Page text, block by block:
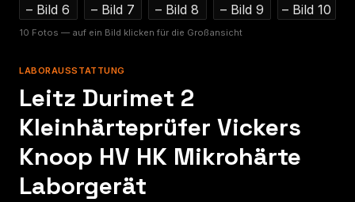
10 Fotos — auf ein Bild klicken für die Großansicht
LABORAUSSTATTUNG
Leitz Durimet 2
Kleinhärteprüfer Vickers
Knoop HV HK Mikrohärte
Laborgerät